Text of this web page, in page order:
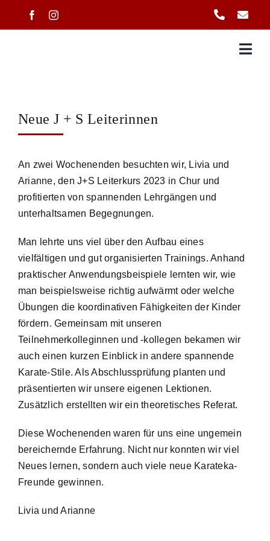
Neue J + S Leiterinnen
An zwei Wochenenden besuchten wir, Livia und
Arianne, den J+S Leiterkurs 2023 in Chur und
profitierten von spannenden Lehrgängen und
unterhaltsamen Begegnungen.
Man lehrte uns viel über den Aufbau eines
vielfältigen und gut organisierten Trainings. Anhand
praktischer Anwendungsbeispiele lernten wir, wie
man beispielsweise richtig aufwärmt oder welche
Übungen die koordinativen Fähigkeiten der Kinder
fördern. Gemeinsam mit unseren
Teilnehmerkolleginnen und -kollegen bekamen wir
auch einen kurzen Einblick in andere spannende
Karate-Stile. Als Abschlussprüfung planten und
präsentierten wir unsere eigenen Lektionen.
Zusätzlich erstellten wir ein theoretisches Referat.
Diese Wochenenden waren für uns eine ungemein
bereichernde Erfahrung. Nicht nur konnten wir viel
Neues lernen, sondern auch viele neue Karateka-
Freunde gewinnen.
Livia und Arianne